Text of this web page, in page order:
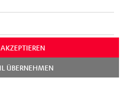
und Irrtum vorbehalten. Das auf unseren
Lieferumfang enthalten. Etwaige
im Preis inbegriffen.
Daten-Einstellungen
ÜBERNEHMEN